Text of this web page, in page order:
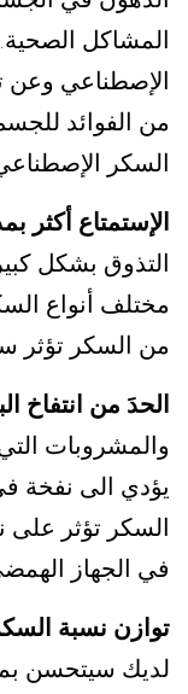
المشاكل الصحية.
الإصطناعي وعن
من الفوائد
السكر
الإستمتاع أكثر
التذوق بشكل
مختلف أنواع
من السكر تؤثر
الحدَ من انتفاخ
والمشروبات
يؤدي الى نفخة
السكر تؤثر على
في الجهاز
توازن نسبة
لديك سيتحسن